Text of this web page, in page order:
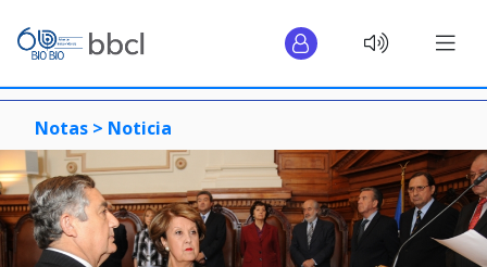
Notas > Noticia